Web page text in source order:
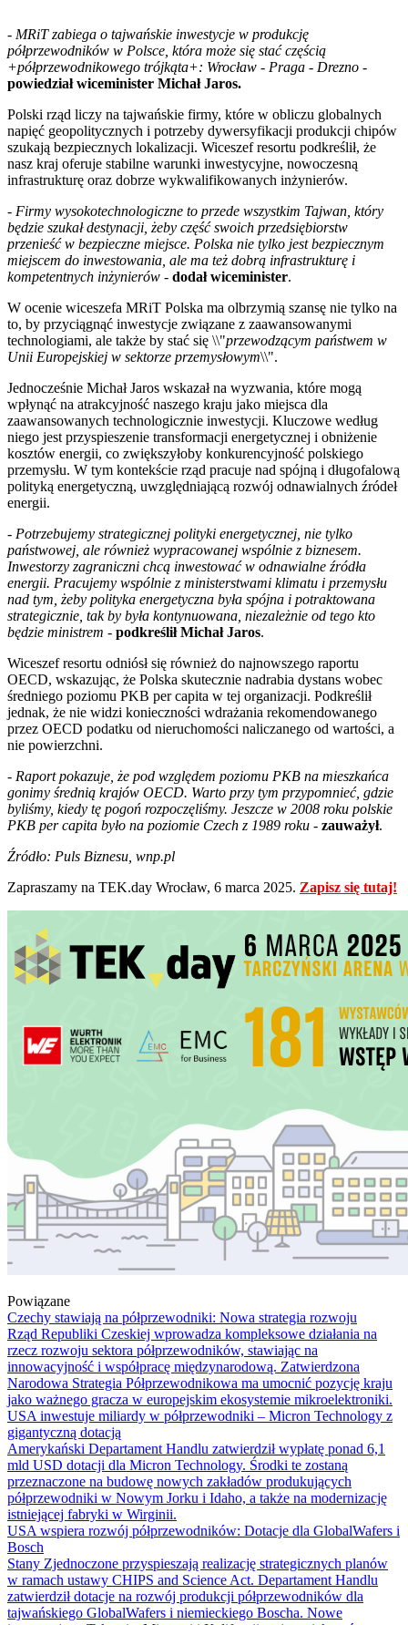
- MRiT zabiega o tajwańskie inwestycje w produkcję
półprzewodników w Polsce, która może się stać częścią
+półprzewodnikowego trójkąta+: Wrocław - Praga - Drezno -
powiedział wiceminister Michał Jaros.
Polski rząd liczy na tajwańskie firmy, które w obliczu globalnych
napięć geopolitycznych i potrzeby dywersyfikacji produkcji chipów
szukają bezpiecznych lokalizacji. Wiceszef resortu podkreślił, że
nasz kraj oferuje stabilne warunki inwestycyjne, nowoczesną
infrastrukturę oraz dobrze wykwalifikowanych inżynierów.
- Firmy wysokotechnologiczne to przede wszystkim Tajwan, który
będzie szukał destynacji, żeby część swoich przedsiębiorstw
przenieść w bezpieczne miejsce. Polska nie tylko jest bezpiecznym
miejscem do inwestowania, ale ma też dobrą infrastrukturę i
kompetentnych inżynierów - dodał wiceminister.
W ocenie wiceszefa MRiT Polska ma olbrzymią szansę nie tylko na
to, by przyciągnąć inwestycje związane z zaawansowanymi
technologiami, ale także by stać się \\"przewodzącym państwem w
Unii Europejskiej w sektorze przemysłowym\\".
Jednocześnie Michał Jaros wskazał na wyzwania, które mogą
wpłynąć na atrakcyjność naszego kraju jako miejsca dla
zaawansowanych technologicznie inwestycji. Kluczowe według
niego jest przyspieszenie transformacji energetycznej i obniżenie
kosztów energii, co zwiększyłoby konkurencyjność polskiego
przemysłu. W tym kontekście rząd pracuje nad spójną i długofalową
polityką energetyczną, uwzględniającą rozwój odnawialnych źródeł
energii.
- Potrzebujemy strategicznej polityki energetycznej, nie tylko
państwowej, ale również wypracowanej wspólnie z biznesem.
Inwestorzy zagraniczni chcą inwestować w odnawialne źródła
energii. Pracujemy wspólnie z ministerstwami klimatu i przemysłu
nad tym, żeby polityka energetyczna była spójna i potraktowana
strategicznie, tak by była kontynuowana, niezależnie od tego kto
będzie ministrem - podkreślił Michał Jaros.
Wiceszef resortu odniósł się również do najnowszego raportu
OECD, wskazując, że Polska skutecznie nadrabia dystans wobec
średniego poziomu PKB per capita w tej organizacji. Podkreślił
jednak, że nie widzi konieczności wdrażania rekomendowanego
przez OECD podatku od nieruchomości naliczanego od wartości, a
nie powierzchni.
- Raport pokazuje, że pod względem poziomu PKB na mieszkańca
gonimy średnią krajów OECD. Warto przy tym przypomnieć, gdzie
byliśmy, kiedy tę pogoń rozpoczęliśmy. Jeszcze w 2008 roku polskie
PKB per capita było na poziomie Czech z 1989 roku - zauważył.
Źródło: Puls Biznesu, wnp.pl
Zapraszamy na TEK.day Wrocław, 6 marca 2025. Zapisz się tutaj!
Powiązane
Czechy stawiają na półprzewodniki: Nowa strategia rozwoju
Rząd Republiki Czeskiej wprowadza kompleksowe działania na
rzecz rozwoju sektora półprzewodników, stawiając na
innowacyjność i współpracę międzynarodową. Zatwierdzona
Narodowa Strategia Półprzewodnikowa ma umocnić pozycję kraju
jako ważnego gracza w europejskim ekosystemie mikroelektroniki.
USA inwestuje miliardy w półprzewodniki – Micron Technology z
gigantyczną dotacją
Amerykański Departament Handlu zatwierdził wypłatę ponad 6,1
mld USD dotacji dla Micron Technology. Środki te zostaną
przeznaczone na budowę nowych zakładów produkujących
półprzewodniki w Nowym Jorku i Idaho, a także na modernizację
istniejącej fabryki w Wirginii.
USA wspiera rozwój półprzewodników: Dotacje dla GlobalWafers i
Bosch
Stany Zjednoczone przyspieszają realizację strategicznych planów
w ramach ustawy CHIPS and Science Act. Departament Handlu
zatwierdził dotacje na rozwój produkcji półprzewodników dla
tajwańskiego GlobalWafers i niemieckiego Boscha. Nowe